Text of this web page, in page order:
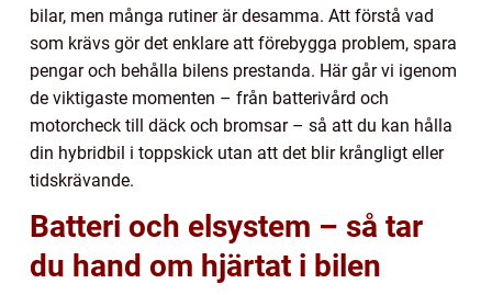
bilar, men många rutiner är desamma. Att förstå vad
som krävs gör det enklare att förebygga problem, spara
pengar och behålla bilens prestanda. Här går vi igenom
de viktigaste momenten – från batterivård och
motorcheck till däck och bromsar – så att du kan hålla
din hybridbil i toppskick utan att det blir krångligt eller
tidskrävande.
Batteri och elsystem – så tar
du hand om hjärtat i bilen